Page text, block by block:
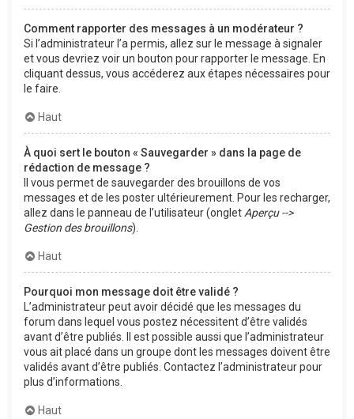
Comment rapporter des messages à un modérateur ?
Si l’administrateur l’a permis, allez sur le message à signaler
et vous devriez voir un bouton pour rapporter le message. En
cliquant dessus, vous accéderez aux étapes nécessaires pour
le faire.
Haut
À quoi sert le bouton « Sauvegarder » dans la page de
rédaction de message ?
Il vous permet de sauvegarder des brouillons de vos
messages et de les poster ultérieurement. Pour les recharger,
allez dans le panneau de l’utilisateur (onglet Aperçu -->
Gestion des brouillons).
Haut
Pourquoi mon message doit être validé ?
L’administrateur peut avoir décidé que les messages du
forum dans lequel vous postez nécessitent d’être validés
avant d’être publiés. Il est possible aussi que l’administrateur
vous ait placé dans un groupe dont les messages doivent être
validés avant d’être publiés. Contactez l’administrateur pour
plus d’informations.
Haut